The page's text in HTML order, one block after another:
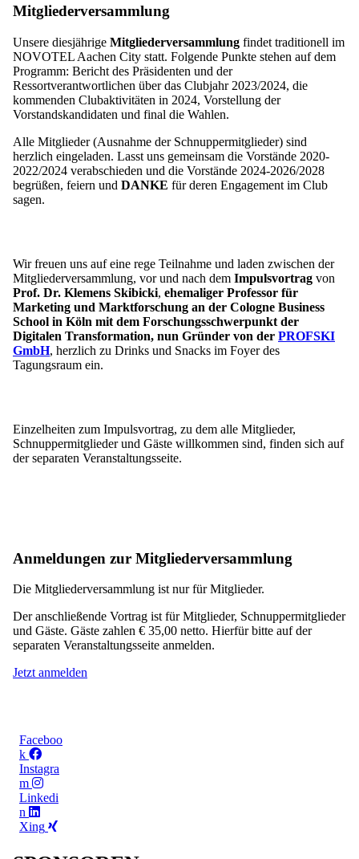
Mitgliederversammlung
Unsere diesjährige Mitgliederversammlung findet traditionell im
NOVOTEL Aachen City statt. Folgende Punkte stehen auf dem
Programm: Bericht des Präsidenten und der
Ressortverantwortlichen über das Clubjahr 2023/2024, die
kommenden Clubaktivitäten in 2024, Vorstellung der
Vorstandskandidaten und final die Wahlen.
Alle Mitglieder (Ausnahme der Schnuppermitglieder) sind
herzlich eingeladen. Lasst uns gemeinsam die Vorstände 2020-
2022/2024 verabschieden und die Vorstände 2024-2026/2028
begrüßen, feiern und DANKE für deren Engagement im Club
sagen.
Wir freuen uns auf eine rege Teilnahme und laden zwischen der
Mitgliederversammlung, vor und nach dem Impulsvortrag von
Prof. Dr. Klemens Skibicki, ehemaliger Professor für
Marketing und Marktforschung an der Cologne Business
School in Köln mit dem Forschungsschwerpunkt der
Digitalen Transformation, nun Gründer von der PROFSKI
GmbH, herzlich zu Drinks und Snacks im Foyer des
Tagungsraum ein.
Einzelheiten zum Impulsvortrag, zu dem alle Mitglieder,
Schnuppermitglieder und Gäste willkommen sind, finden sich auf
der separaten Veranstaltungsseite.
Anmeldungen zur Mitgliederversammlung
Die Mitgliederversammlung ist nur für Mitglieder.
Der anschließende Vortrag ist für Mitglieder, Schnuppermitglieder
und Gäste. Gäste zahlen € 35,00 netto. Hierfür bitte auf der
separaten Veranstaltungsseite anmelden.
Jetzt anmelden
Faceboo
k
Instagra
m
Linkedi
n
Xing